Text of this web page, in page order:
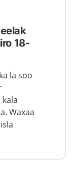
18-
la soo
Waxaa